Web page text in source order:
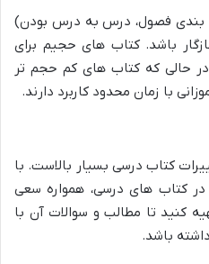
بندی فصول، درس به درس بودن)
باشد. کتاب های حجیم برای
حالی که کتاب های کم حجم تر
با زمان محدود کاربرد دارند.
کتاب درسی بسیار بالاست. با
کتاب های درسی، همواره سعی
کنید تا مطالب و سوالات آن با
باشد.